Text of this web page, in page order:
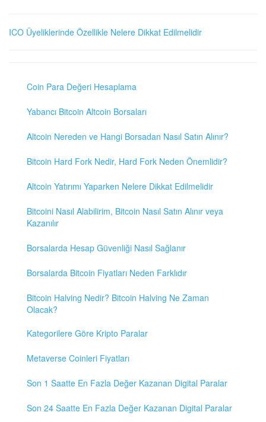
ICO Üyeliklerinde Özellikle Nelere Dikkat Edilmelidir
Coin Para Değeri Hesaplama
Yabancı Bitcoin Altcoin Borsaları
Altcoin Nereden ve Hangi Borsadan Nasıl Satın Alınır?
Bitcoin Hard Fork Nedir, Hard Fork Neden Önemlidir?
Altcoin Yatırımı Yaparken Nelere Dikkat Edilmelidir
Bitcoini Nasıl Alabilirim, Bitcoin Nasıl Satın Alınır veya
Kazanılır
Borsalarda Hesap Güvenliği Nasıl Sağlanır
Borsalarda Bitcoin Fiyatları Neden Farklıdır
Bitcoin Halving Nedir? Bitcoin Halving Ne Zaman
Olacak?
Kategorilere Göre Kripto Paralar
Metaverse Coinleri Fiyatları
Son 1 Saatte En Fazla Değer Kazanan Digital Paralar
Son 24 Saatte En Fazla Değer Kazanan Digital Paralar